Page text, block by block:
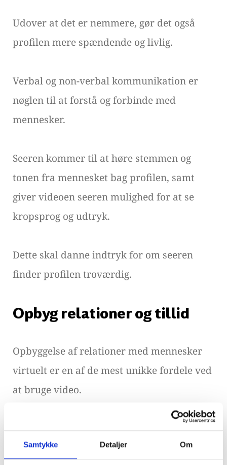
Samtykke Detaljer Om
Udover at det er nemmere, gør det også
profilen mere spændende og livlig.
Verbal og non-verbal kommunikation er
nøglen til at forstå og forbinde med
mennesker.
Seeren kommer til at høre stemmen og
tonen fra mennesket bag profilen, samt
giver videoen seeren mulighed for at se
kropsprog og udtryk.
Dette skal danne indtryk for om seeren
finder profilen troværdig.
Opbyg relationer og tillid
Opbyggelse af relationer med mennesker
virtuelt er en af de mest unikke fordele ved
at bruge video.
Når disse opbygges er tillid et af de
vigtigste aspekter, hvilket en profilvideo